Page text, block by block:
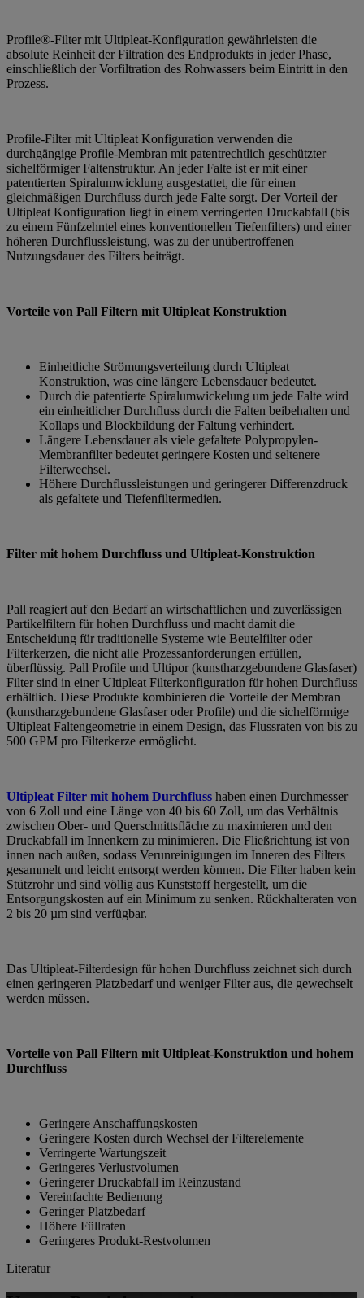
Profile®-Filter mit Ultipleat-Konfiguration gewährleisten die
absolute Reinheit der Filtration des Endprodukts in jeder Phase,
einschließlich der Vorfiltration des Rohwassers beim Eintritt in den
Prozess.
Profile-Filter mit Ultipleat Konfiguration verwenden die
durchgängige Profile-Membran mit patentrechtlich geschützter
sichelförmiger Faltenstruktur. An jeder Falte ist er mit einer
patentierten Spiralumwicklung ausgestattet, die für einen
gleichmäßigen Durchfluss durch jede Falte sorgt. Der Vorteil der
Ultipleat Konfiguration liegt in einem verringerten Druckabfall (bis
zu einem Fünfzehntel eines konventionellen Tiefenfilters) und einer
höheren Durchflussleistung, was zu der unübertroffenen
Nutzungsdauer des Filters beiträgt.
Vorteile von Pall Filtern mit Ultipleat Konstruktion
Einheitliche Strömungsverteilung durch Ultipleat
Konstruktion, was eine längere Lebensdauer bedeutet.
Durch die patentierte Spiralumwickelung um jede Falte wird
ein einheitlicher Durchfluss durch die Falten beibehalten und
Kollaps und Blockbildung der Faltung verhindert.
Längere Lebensdauer als viele gefaltete Polypropylen-
Membranfilter bedeutet geringere Kosten und seltenere
Filterwechsel.
Höhere Durchflussleistungen und geringerer Differenzdruck
als gefaltete und Tiefenfiltermedien.
Filter mit hohem Durchfluss und Ultipleat-Konstruktion
Pall reagiert auf den Bedarf an wirtschaftlichen und zuverlässigen
Partikelfiltern für hohen Durchfluss und macht damit die
Entscheidung für traditionelle Systeme wie Beutelfilter oder
Filterkerzen, die nicht alle Prozessanforderungen erfüllen,
überflüssig. Pall Profile und Ultipor (kunstharzgebundene Glasfaser)
Filter sind in einer Ultipleat Filterkonfiguration für hohen Durchfluss
erhältlich. Diese Produkte kombinieren die Vorteile der Membran
(kunstharzgebundene Glasfaser oder Profile) und die sichelförmige
Ultipleat Faltengeometrie in einem Design, das Flussraten von bis zu
500 GPM pro Filterkerze ermöglicht.
Ultipleat Filter mit hohem Durchfluss haben einen Durchmesser
von 6 Zoll und eine Länge von 40 bis 60 Zoll, um das Verhältnis
zwischen Ober- und Querschnittsfläche zu maximieren und den
Druckabfall im Innenkern zu minimieren. Die Fließrichtung ist von
innen nach außen, sodass Verunreinigungen im Inneren des Filters
gesammelt und leicht entsorgt werden können. Die Filter haben kein
Stützrohr und sind völlig aus Kunststoff hergestellt, um die
Entsorgungskosten auf ein Minimum zu senken. Rückhalteraten von
2 bis 20 µm sind verfügbar.
Das Ultipleat-Filterdesign für hohen Durchfluss zeichnet sich durch
einen geringeren Platzbedarf und weniger Filter aus, die gewechselt
werden müssen.
Vorteile von Pall Filtern mit Ultipleat-Konstruktion und hohem
Durchfluss
Geringere Anschaffungskosten
Geringere Kosten durch Wechsel der Filterelemente
Verringerte Wartungszeit
Geringeres Verlustvolumen
Geringerer Druckabfall im Reinzustand
Vereinfachte Bedienung
Geringer Platzbedarf
Höhere Füllraten
Geringeres Produkt-Restvolumen
Literatur